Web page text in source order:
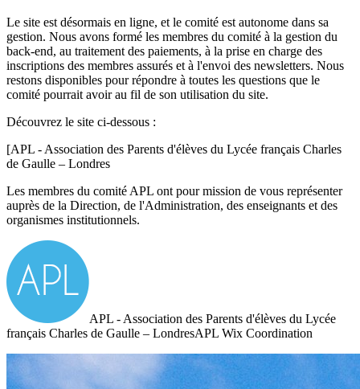
Le site est désormais en ligne, et le comité est autonome dans sa
gestion. Nous avons formé les membres du comité à la gestion du
back-end, au traitement des paiements, à la prise en charge des
inscriptions des membres assurés et à l'envoi des newsletters. Nous
restons disponibles pour répondre à toutes les questions que le
comité pourrait avoir au fil de son utilisation du site.
Découvrez le site ci-dessous :
[APL - Association des Parents d'élèves du Lycée français Charles
de Gaulle – Londres
Les membres du comité APL ont pour mission de vous représenter
auprès de la Direction, de l'Administration, des enseignants et des
organismes institutionnels.
APL - Association des Parents d'élèves du Lycée
français Charles de Gaulle – LondresAPL Wix Coordination